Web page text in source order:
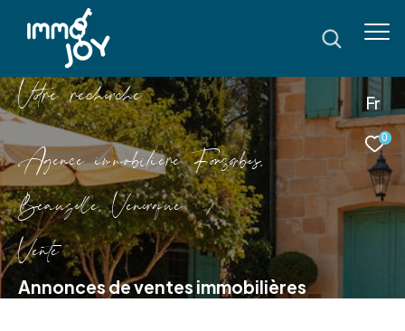
Fr
0
Vore recece
Agence immobilière Fonsorbes,
Beauzelle, Venerque
Vente
Annonces de ventes immobilières